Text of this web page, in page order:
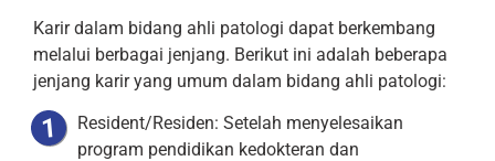
Karir dalam bidang ahli patologi dapat berkembang
melalui berbagai jenjang. Berikut ini adalah beberapa
jenjang karir yang umum dalam bidang ahli patologi:
Resident/Residen: Setelah menyelesaikan
program pendidikan kedokteran dan